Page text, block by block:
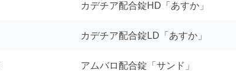
カデチア配合錠HD「あすか」
カデチア配合錠LD「あすか」
アムバロ配合錠「サンド」